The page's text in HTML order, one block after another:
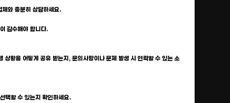
와 충분히 상담하세요.
감수해야 합니다.
황을 어떻게 공유 받는지, 문의사항이나 문제 발생 시 연락할 수 있는 소
택할 수 있는지 확인하세요.